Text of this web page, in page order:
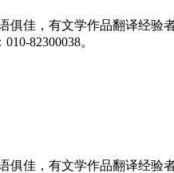
俱佳，有文学作品翻译经
82300038。
俱佳，有文学作品翻译经